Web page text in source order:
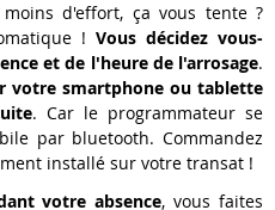
d'effort, ça vous tente ?
! Vous décidez vous-
et de l'heure de l'arrosage.
votre smartphone ou tablette
. Car le programmateur se
par bluetooth. Commandez
installé sur votre transat !
votre absence, vous faites